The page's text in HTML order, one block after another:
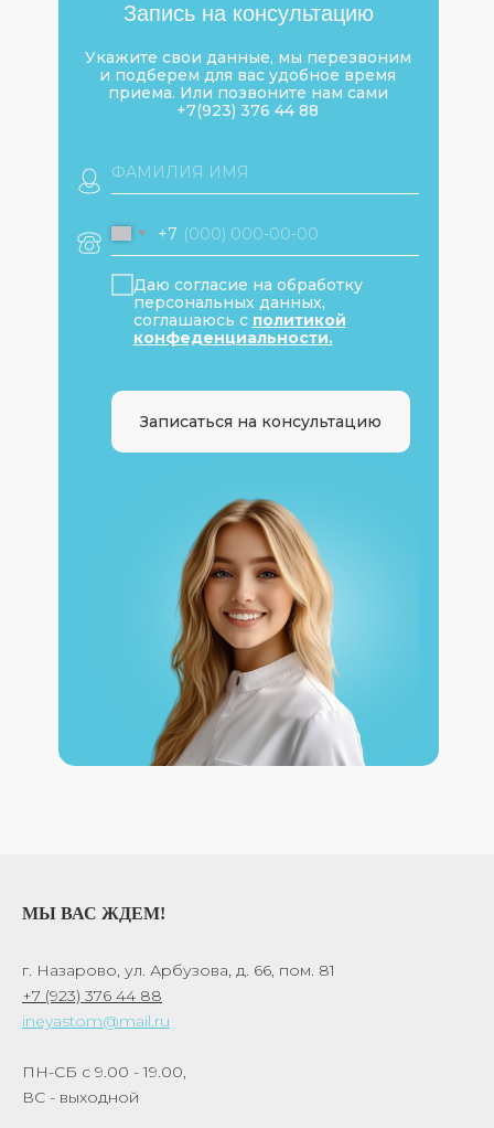
+7
Даю согласие на обработку
персональных данных,
соглашаюсь с политикой
конфеденциальности.
Записаться на консультацию
Запись на консультацию
Укажите свои данные, мы перезвоним
и подберем для вас удобное время
приема. Или позвоните нам сами
+7(923) 376 44 88
МЫ ВАС ЖДЕМ!
г. Назарово, ул. Арбузова, д. 66, пом. 81
+7 (923) 376 44 88
ineyastom@mail.ru
ПН-СБ с 9.00 - 19.00,
ВС - выходной